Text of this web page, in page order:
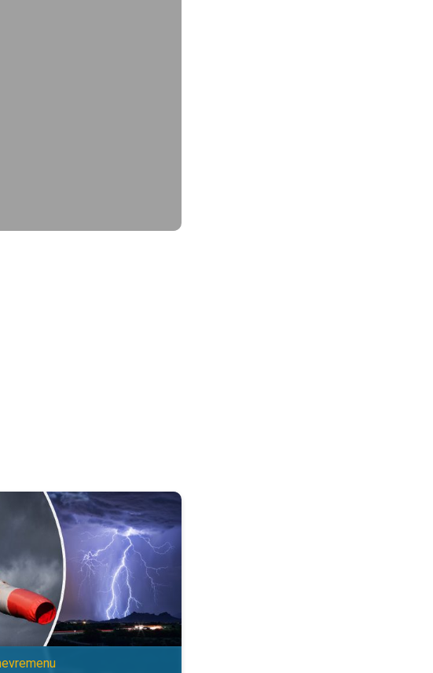
vremenske uslove. Obaveštenja o nevremenu. . .